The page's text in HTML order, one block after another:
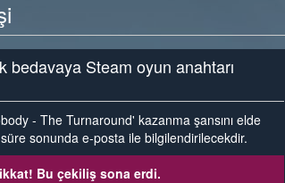
bedavaya Steam oyun anahtarı
- The Turnaround' kazanma şansını elde
sonunda e-posta ile bilgilendirilecekdir.
Bu çekiliş sona erdi.